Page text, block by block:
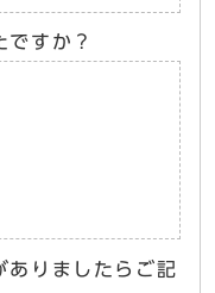
ですか？
ありましたらご記